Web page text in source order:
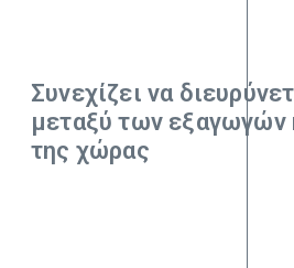
Συνεχίζει να
μεταξύ των εξαγωγών
της χώρας